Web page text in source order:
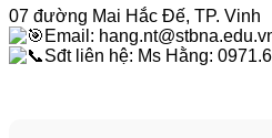
07 đường Mai Hắc Đế, TP. Vinh
Email:
Sđt liên hệ: Ms Hằng: